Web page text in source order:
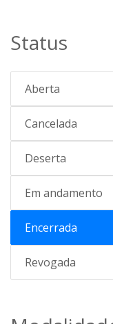
Status
Aberta
Cancelada
Deserta
Em andamento
Encerrada
Revogada